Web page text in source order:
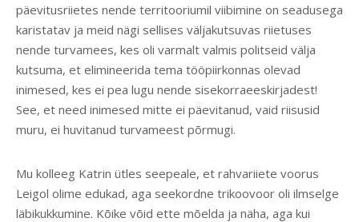
päevitusriietes nende territooriumil viibimine on seadusega
karistatav ja meid nägi sellises väljakutsuvas riietuses
nende turvamees, kes oli varmalt valmis politseid välja
kutsuma, et elimineerida tema tööpiirkonnas olevad
inimesed, kes ei pea lugu nende sisekorraeeskirjadest!
See, et need inimesed mitte ei päevitanud, vaid riisusid
muru, ei huvitanud turvameest põrmugi.
Mu kolleeg Katrin ütles seepeale, et rahvariiete voorus
Leigol olime edukad, aga seekordne trikoovoor oli ilmselge
läbikukkumine. Kõike võid ette mõelda ja näha, aga kui